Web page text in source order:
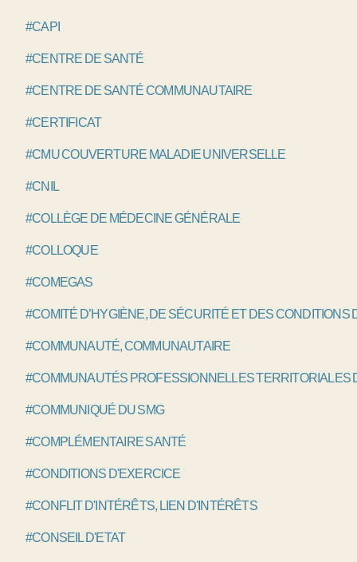
#CAPI
#CENTRE DE SANTÉ
#CENTRE DE SANTÉ COMMUNAUTAIRE
#CERTIFICAT
#CMU COUVERTURE MALADIE UNIVERSELLE
#CNIL
#COLLÈGE DE MÉDECINE GÉNÉRALE
#COLLOQUE
#COMEGAS
#COMITÉ D’HYGIÈNE, DE SÉCURITÉ ET DES CONDITIONS
#COMMUNAUTÉ, COMMUNAUTAIRE
#COMMUNAUTÉS PROFESSIONNELLES TERRITORIALES
#COMMUNIQUÉ DU SMG
#COMPLÉMENTAIRE SANTÉ
#CONDITIONS D'EXERCICE
#CONFLIT D'INTÉRÊTS, LIEN D'INTÉRÊTS
#CONSEIL D'ETAT